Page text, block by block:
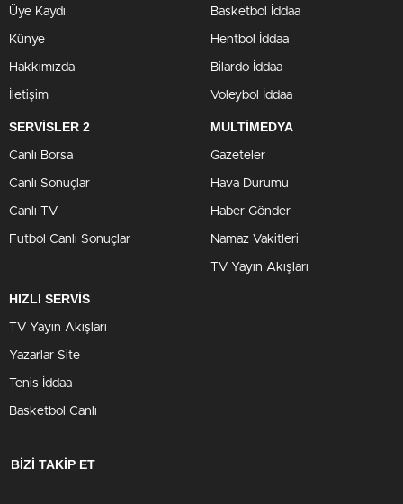
Üye Kaydı
Künye
Hakkımızda
İletişim
Basketbol İddaa
Hentbol İddaa
Bilardo İddaa
Voleybol İddaa
SERVİSLER 2
Canlı Borsa
Canlı Sonuçlar
Canlı TV
Futbol Canlı Sonuçlar
MULTİMEDYA
Gazeteler
Hava Durumu
Haber Gönder
Namaz Vakitleri
TV Yayın Akışları
HIZLI SERVİS
TV Yayın Akışları
Yazarlar Site
Tenis İddaa
Basketbol Canlı
BİZİ TAKİP ET